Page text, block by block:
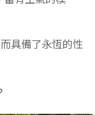
具備了永恆的性